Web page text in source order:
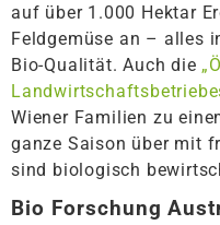
auf über 1.000 Hektar
Feldgemüse an – alles
Bio-Qualität. Auch die
Wiener Familien zu
ganze Saison über mit
sind biologisch
Bio Forschung